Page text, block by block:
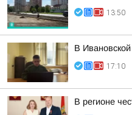
13:50
В
17:10
В регионе